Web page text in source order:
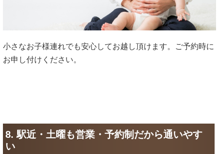
小さなお子様連れでも安心してお越し頂けます。ご予約時に
お申し付けください。
8. 駅近・土曜も営業・予約制だから通いやす
い